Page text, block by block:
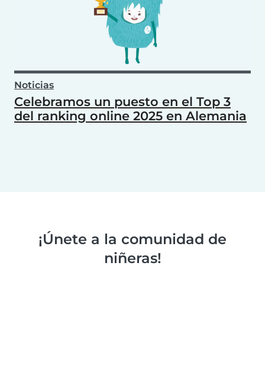
Noticias
Celebramos un puesto en el Top 3
del ranking online 2025 en Alemania
¡Únete a la comunidad de
niñeras!